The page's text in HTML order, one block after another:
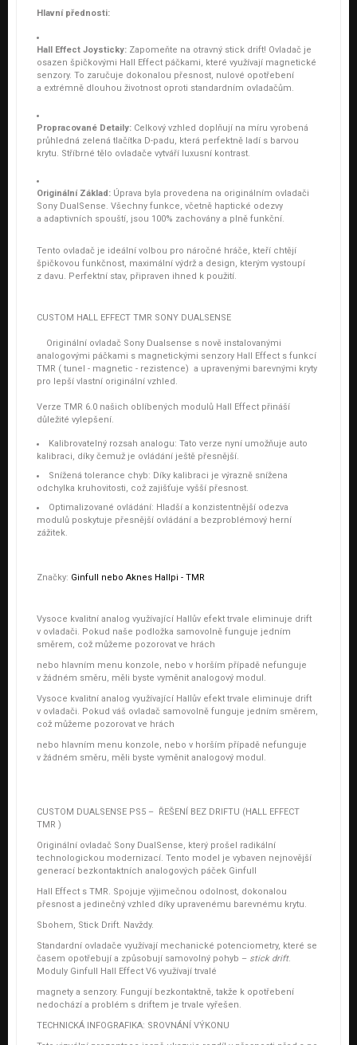
Hlavní přednosti:
Hall Effect Joysticky: Zapomeňte na otravný stick drift! Ovladač je
osazen špičkovými Hall Effect páčkami, které využívají magnetické
senzory. To zaručuje dokonalou přesnost, nulové opotřebení
a extrémně dlouhou životnost oproti standardním ovladačům.
Propracované Detaily: Celkový vzhled doplňují na míru vyrobená
průhledná zelená tlačítka D-padu, která perfektně ladí s barvou
krytu. Stříbrné tělo ovladače vytváří luxusní kontrast.
Originální Základ: Úprava byla provedena na originálním ovladači
Sony DualSense. Všechny funkce, včetně haptické odezvy
a adaptivních spouští, jsou 100% zachovány a plně funkční.
Tento ovladač je ideální volbou pro náročné hráče, kteří chtějí
špičkovou funkčnost, maximální výdrž a design, kterým vystoupí
z davu. Perfektní stav, připraven ihned k použití.
CUSTOM HALL EFFECT TMR SONY DUALSENSE
Originální ovladač Sony Dualsense s nově instalovanými
analogovými páčkami s magnetickými senzory Hall Effect s funkcí
TMR ( tunel - magnetic - rezistence) a upravenými barevnými kryty
pro lepší vlastní originální vzhled.
Verze TMR 6.0 našich oblíbených modulů Hall Effect přináší
důležité vylepšení.
Kalibrovatelný rozsah analogu: Tato verze nyní umožňuje auto
kalibraci, díky čemuž je ovládání ještě přesnější.
Snížená tolerance chyb: Díky kalibraci je výrazně snížena
odchylka kruhovitosti, což zajišťuje vyšší přesnost.
Optimalizované ovládání: Hladší a konzistentnější odezva
modulů poskytuje přesnější ovládání a bezproblémový herní
zážitek.
Značky: Ginfull nebo Aknes Hallpi - TMR
Vysoce kvalitní analog využívající Hallův efekt trvale eliminuje drift
v ovladači. Pokud naše podložka samovolně funguje jedním
směrem, což můžeme pozorovat ve hrách
nebo hlavním menu konzole, nebo v horším případě nefunguje
v žádném směru, měli byste vyměnit analogový modul.
Vysoce kvalitní analog využívající Hallův efekt trvale eliminuje drift
v ovladači. Pokud váš ovladač samovolně funguje jedním směrem,
což můžeme pozorovat ve hrách
nebo hlavním menu konzole, nebo v horším případě nefunguje
v žádném směru, měli byste vyměnit analogový modul.
CUSTOM DUALSENSE PS5 – ŘEŠENÍ BEZ DRIFTU (HALL EFFECT
TMR )
Originální ovladač Sony DualSense, který prošel radikální
technologickou modernizací. Tento model je vybaven nejnovější
generací bezkontaktních analogových páček Ginfull
Hall Effect s TMR . Spojuje výjimečnou odolnost, dokonalou
přesnost a jedinečný vzhled díky upravenému barevnému krytu.
Sbohem, Stick Drift. Navždy.
Standardní ovladače využívají mechanické potenciometry, které se
časem opotřebují a způsobují samovolný pohyb – stick drift.
Moduly Ginfull Hall Effect V6 využívají trvalé
magnety a senzory. Fungují bezkontaktně, takže k opotřebení
nedochází a problém s driftem je trvale vyřešen
TECHNICKÁ INFOGRAFIKA: SROVNÁNÍ VÝKONU